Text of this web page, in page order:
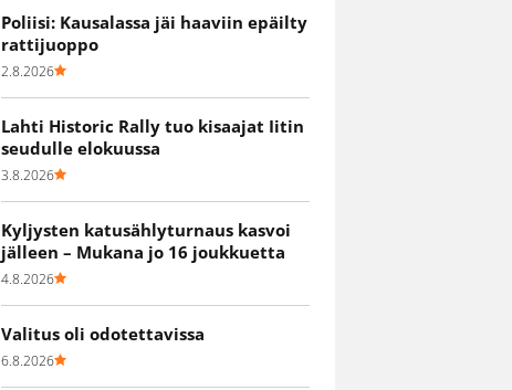
Poliisi: Kausalassa jäi haaviin epäilty
rattijuoppo
2.8.2026
Lahti Historic Rally tuo kisaajat Iitin
seudulle elokuussa
3.8.2026
Kyljysten katusählyturnaus kasvoi
jälleen – Mukana jo 16 joukkuetta
4.8.2026
Valitus oli odotettavissa
6.8.2026